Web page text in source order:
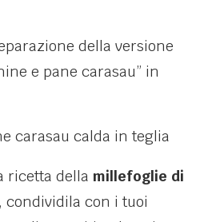
della versione
e pane carasau” in
ricetta della millefoglie di
, condividila con i tuoi